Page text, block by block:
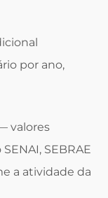
por ano,
valores
SEBRAE
a atividade da